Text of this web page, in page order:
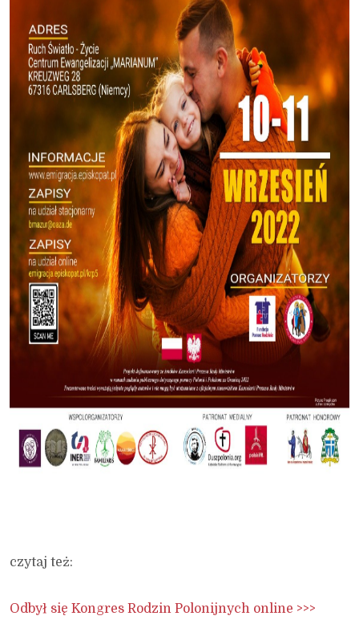
czytaj też:
Odbył się Kongres Rodzin Polonijnych online >>>